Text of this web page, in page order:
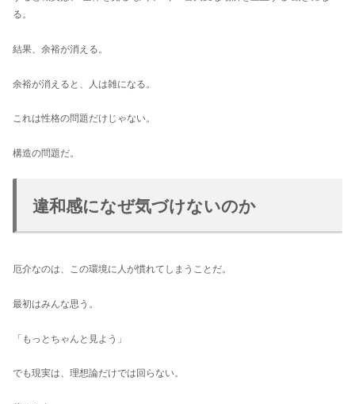
る。
結果、余裕が消える。
余裕が消えると、人は雑になる。
これは性格の問題だけじゃない。
構造の問題だ。
違和感になぜ気づけないのか
厄介なのは、この環境に人が慣れてしまうことだ。
最初はみんな思う。
「もっとちゃんと見よう」
でも現実は、理想論だけでは回らない。